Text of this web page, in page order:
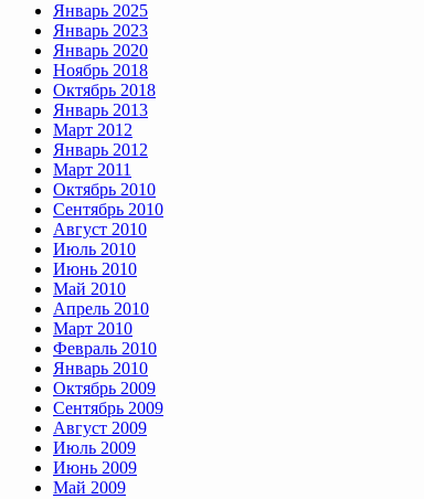
Январь 2025
Январь 2023
Январь 2020
Ноябрь 2018
Октябрь 2018
Январь 2013
Март 2012
Январь 2012
Март 2011
Октябрь 2010
Сентябрь 2010
Август 2010
Июль 2010
Июнь 2010
Май 2010
Апрель 2010
Март 2010
Февраль 2010
Январь 2010
Октябрь 2009
Сентябрь 2009
Август 2009
Июль 2009
Июнь 2009
Май 2009